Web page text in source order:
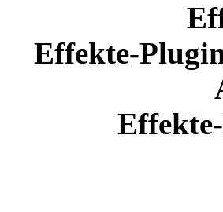
Effekte-